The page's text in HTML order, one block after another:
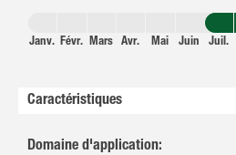
Janv. Févr. Mars Avr. Mai Juin Juil.
Caractéristiques
Domaine d'application: